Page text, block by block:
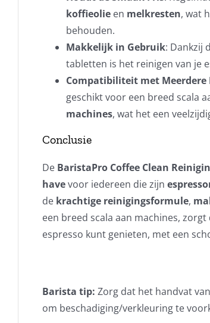
koffieolieen melkresten, wat
behouden.
Makkelijk in Gebruik: Dankzij
tabletten is het reinigen van je
Compatibiliteit met Meerdere
geschikt voor een breed scala
machines, wat het een
Conclusie
De BaristaPro Coffee Clean
havevoor iedereen die zijn
de krachtige reinigingsformule,
een breed scala aan machines,
espresso kunt genieten, met een
Barista tip: Zorg dat het handvat
om beschadiging/verkleuring te